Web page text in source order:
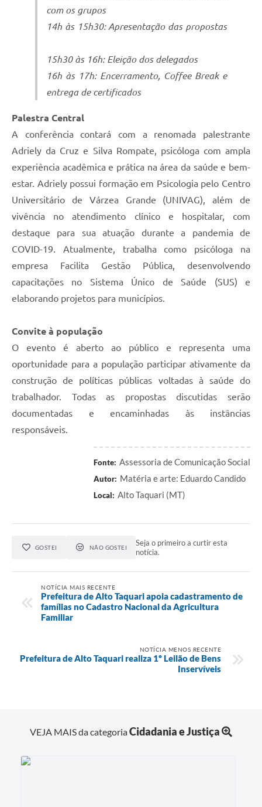
com os grupos
14h às 15h30: Apresentação das propostas
15h30 às 16h: Eleição dos delegados
16h às 17h: Encerramento, Coffee Break e
entrega de certificados
Palestra Central
A conferência contará com a renomada palestrante
Adriely da Cruz e Silva Rompate, psicóloga com ampla
experiência acadêmica e prática na área da saúde e bem-
estar. Adriely possui formação em Psicologia pelo Centro
Universitário de Várzea Grande (UNIVAG), além de
vivência no atendimento clínico e hospitalar, com
destaque para sua atuação durante a pandemia de
COVID-19. Atualmente, trabalha como psicóloga na
empresa Facilita Gestão Pública, desenvolvendo
capacitações no Sistema Único de Saúde (SUS) e
elaborando projetos para municípios.
Convite à população
O evento é aberto ao público e representa uma
oportunidade para a população participar ativamente da
construção de políticas públicas voltadas à saúde do
trabalhador. Todas as propostas discutidas serão
documentadas e encaminhadas às instâncias
responsáveis.
Fonte: Assessoria de Comunicação Social
Autor: Matéria e arte: Eduardo Candido
Local: Alto Taquari (MT)
GOSTEI NÃO GOSTEI
Seja o primeiro a curtir esta
notícia.
NOTÍCIA MAIS RECENTE
Prefeitura de Alto Taquari apoia cadastramento de
famílias no Cadastro Nacional da Agricultura
Familiar
NOTÍCIA MENOS RECENTE
Prefeitura de Alto Taquari realiza 1º Leilão de Bens
Inservíveis
VEJA MAIS da categoriaCidadania e Justiça